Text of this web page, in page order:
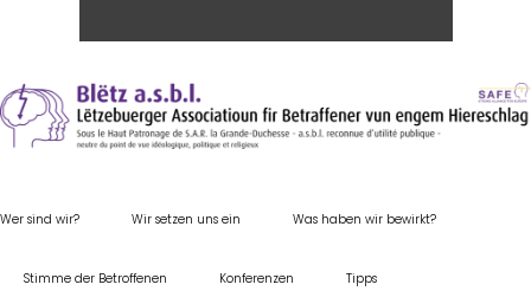
Wer sind wir? Wir setzen uns ein Was haben wir bewirkt?
Stimme der Betroffenen Konferenzen Tipps